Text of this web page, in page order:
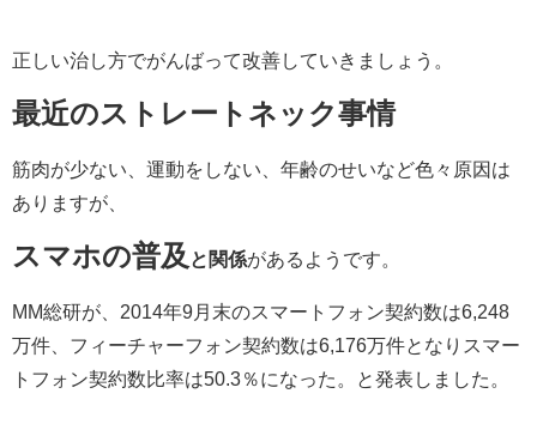
正しい治し方でがんばって改善していきましょう。
最近のストレートネック事情
筋肉が少ない、運動をしない、年齢のせいなど色々原因は
ありますが、
スマホの普及 と関係があるようです。
MM総研が、2014年9月末のスマートフォン契約数は6,248
万件、フィーチャーフォン契約数は6,176万件となりスマー
トフォン契約数比率は50.3％になった。と発表しました。